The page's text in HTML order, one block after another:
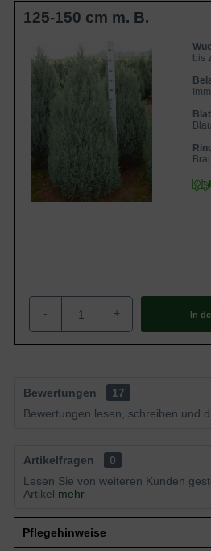
125-150 cm m. B.
bis
- + In
Bewertungen
17
Bewertungen lesen, schreiben und
Artikelfragen
0
Lesen Sie von weiteren Kunden
Artikel mehr
Pflegehinweise